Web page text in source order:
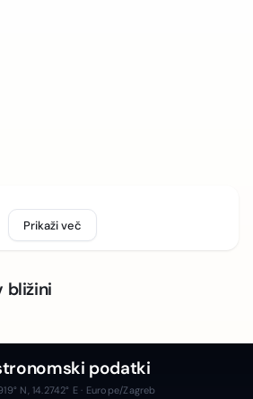
Prikaži več
bližini
podatki
N, 14.2742° E · Europe/Zagreb